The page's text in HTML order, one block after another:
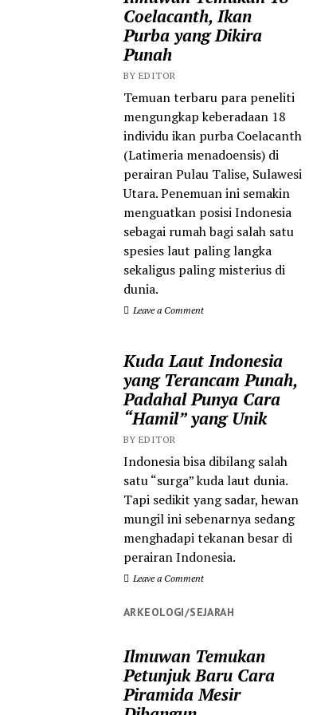
Coelacanth, Ikan
Purba yang Dikira
Punah
BY EDITOR
Temuan terbaru para peneliti
mengungkap keberadaan 18
individu ikan purba Coelacanth
(Latimeria menadoensis) di
perairan Pulau Talise, Sulawesi
Utara. Penemuan ini semakin
menguatkan posisi Indonesia
sebagai rumah bagi salah satu
spesies laut paling langka
sekaligus paling misterius di
dunia.
Leave a Comment
Kuda Laut Indonesia
yang Terancam Punah,
Padahal Punya Cara
“Hamil” yang Unik
BY EDITOR
Indonesia bisa dibilang salah
satu “surga” kuda laut dunia.
Tapi sedikit yang sadar, hewan
mungil ini sebenarnya sedang
menghadapi tekanan besar di
perairan Indonesia.
Leave a Comment
ARKEOLOGI/SEJARAH
Ilmuwan Temukan
Petunjuk Baru Cara
Piramida Mesir